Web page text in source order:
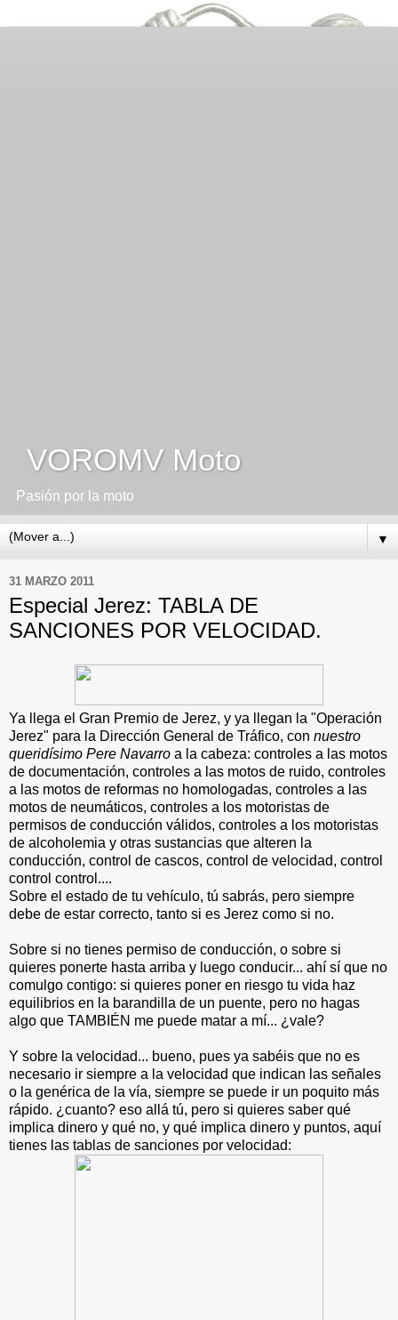
VOROMV Moto
Pasión por la moto
▼
31 MARZO 2011
Especial Jerez: TABLA DE
SANCIONES POR VELOCIDAD.
Ya llega el Gran Premio de Jerez, y ya llegan la "Operación
Jerez" para la Dirección General de Tráfico, con nuestro
queridísimo Pere Navarro a la cabeza: controles a las motos
de documentación, controles a las motos de ruido, controles
a las motos de reformas no homologadas, controles a las
motos de neumáticos, controles a los motoristas de
permisos de conducción válidos, controles a los motoristas
de alcoholemia y otras sustancias que alteren la
conducción, control de cascos, control de velocidad, control
control control....
Sobre el estado de tu vehículo, tú sabrás, pero siempre
debe de estar correcto, tanto si es Jerez como si no.
Sobre si no tienes permiso de conducción, o sobre si
quieres ponerte hasta arriba y luego conducir... ahí sí que no
comulgo contigo: si quieres poner en riesgo tu vida haz
equilibrios en la barandilla de un puente, pero no hagas
algo que TAMBIÉN me puede matar a mí... ¿vale?
Y sobre la velocidad... bueno, pues ya sabéis que no es
necesario ir siempre a la velocidad que indican las señales
o la genérica de la vía, siempre se puede ir un poquito más
rápido. ¿cuanto? eso allá tú, pero si quieres saber qué
implica dinero y qué no, y qué implica dinero y puntos, aquí
tienes las tablas de sanciones por velocidad: